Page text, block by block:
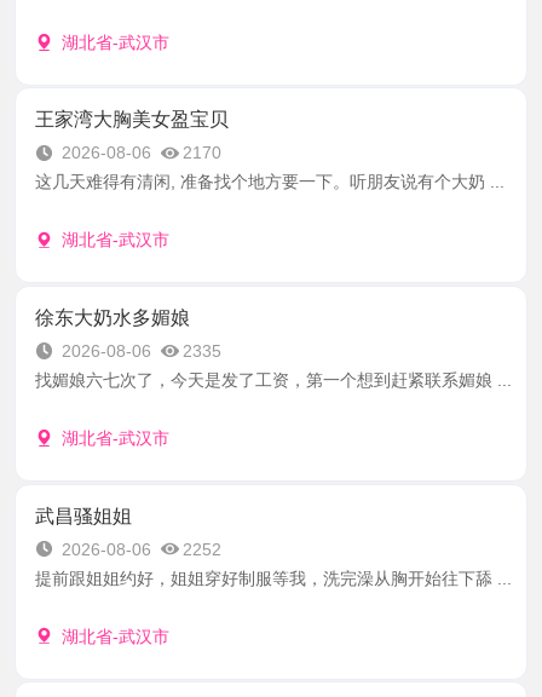
湖北省-武汉市
王家湾大胸美女盈宝贝
2026-08-06
2170
这几天难得有清闲, 准备找个地方要一下。听朋友说有个大奶 ...
湖北省-武汉市
徐东大奶水多媚娘
2026-08-06
2335
找媚娘六七次了，今天是发了工资，第一个想到赶紧联系媚娘 ...
湖北省-武汉市
武昌骚姐姐
2026-08-06
2252
提前跟姐姐约好，姐姐穿好制服等我，洗完澡从胸开始往下舔 ...
湖北省-武汉市